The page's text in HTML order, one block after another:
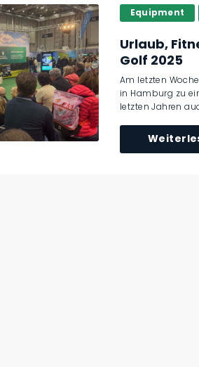
Equipment
Urlaub,
Golf 2025
Am letzten
in Hamburg zu
letzten Jahren